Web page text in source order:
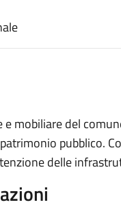
mobiliare del
pubblico.
delle